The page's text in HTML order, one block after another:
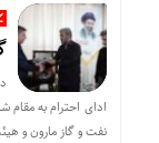
ادای احترام به مقام
نفت و گاز مارون و